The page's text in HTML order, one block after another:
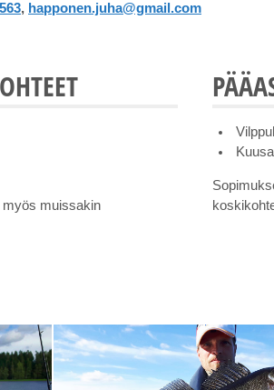
, happonen.juha@gmail.com
myös muissakin